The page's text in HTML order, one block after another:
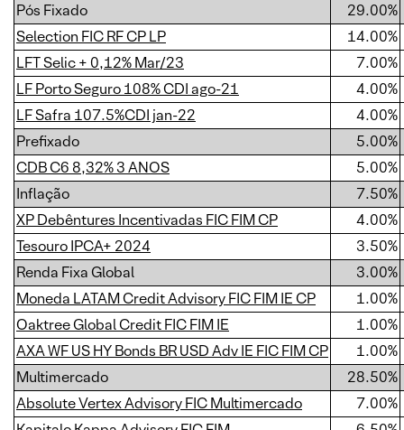
Pós Fixado
29.00%
Selection FIC RF CP LP
14.00%
LFT Selic + 0,12% Mar/23
7.00%
LF Porto Seguro 108% CDI ago-21
4.00%
LF Safra 107.5%CDI jan-22
4.00%
Prefixado
5.00%
CDB C6 8,32% 3 ANOS
5.00%
Inflação
7.50%
XP Debêntures Incentivadas FIC FIM CP
4.00%
Tesouro IPCA+ 2024
3.50%
Renda Fixa Global
3.00%
Moneda LATAM Credit Advisory FIC FIM IE CP
1.00%
Oaktree Global Credit FIC FIM IE
1.00%
AXA WF US HY Bonds BR USD Adv IE FIC FIM CP
1.00%
Multimercado
28.50%
Absolute Vertex Advisory FIC Multimercado
7.00%